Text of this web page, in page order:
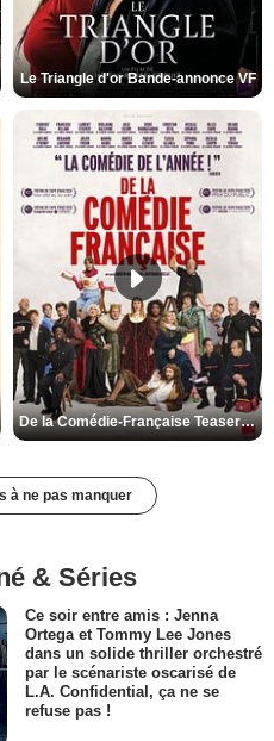
Le Triangle d'or Bande-annonce VF
De la Comédie-Française Teaser VF
à ne pas manquer
& Séries
Ce soir entre amis : Jenna
Ortega et Tommy Lee Jones
dans un solide thriller orchestré
par le scénariste oscarisé de
L.A. Confidential, ça ne se
refuse pas !